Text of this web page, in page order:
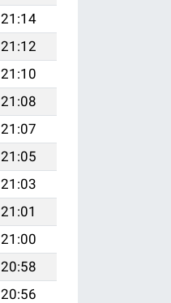
21:14
21:12
21:10
21:08
21:07
21:05
21:03
21:01
21:00
20:58
20:56